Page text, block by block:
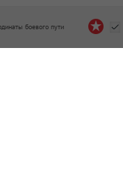
боевого пути